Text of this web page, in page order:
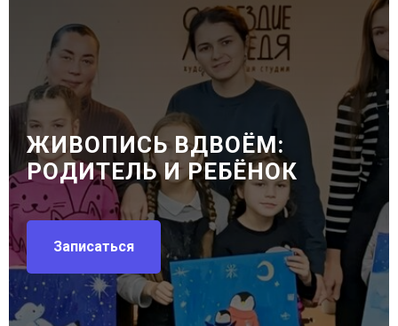
ЖИВОПИСЬ ВДВОЁМ:
РОДИТЕЛЬ И РЕБЁНОК
Записаться